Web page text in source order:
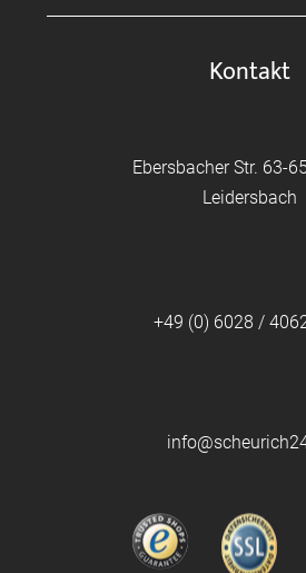
Kontakt
Ebersbacher Str. 63-
Leidersbach
+49 (0) 6028 /